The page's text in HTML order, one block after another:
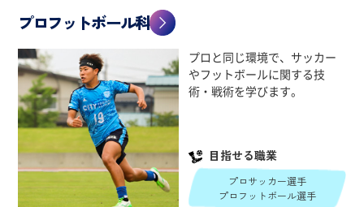
プロフットボール科
プロと同じ環境で、サッカー
やフットボールに関する技
術・戦術を学びます。
目指せる職業
プロサッカー選手
プロフットボール選手